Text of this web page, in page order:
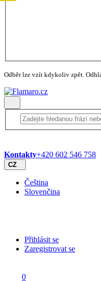
Odběr lze vzít kdykoliv zpět.
Kontakty+420 602 546 758
CZ
Čeština
Slovenčina
Přihlásit se
Zaregistrovat se
0